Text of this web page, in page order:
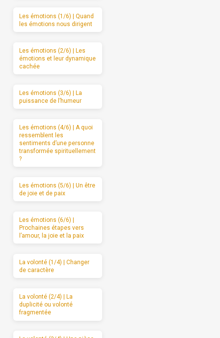
Les émotions (1/6) | Quand
les émotions nous dirigent
Les émotions (2/6) | Les
émotions et leur dynamique
cachée
Les émotions (3/6) | La
puissance de l’humeur
Les émotions (4/6) | A quoi
ressemblent les
sentiments d’une personne
transformée spirituellement
?
Les émotions (5/6) | Un être
de joie et de paix
Les émotions (6/6) |
Prochaines étapes vers
l’amour, la joie et la paix
La volonté (1/4) | Changer
de caractère
La volonté (2/4) | La
duplicité ou volonté
fragmentée